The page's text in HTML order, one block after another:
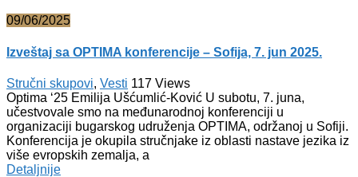
09/06/2025
Izveštaj sa OPTIMA konferencije – Sofija, 7. jun 2025.
Stručni skupovi, Vesti 117 Views
Optima ‘25 Emilija Ušćumlić-Ković U subotu, 7. juna,
učestvovale smo na međunarodnoj konferenciji u
organizaciji bugarskog udruženja OPTIMA, održanoj u Sofiji.
Konferencija je okupila stručnjake iz oblasti nastave jezika iz
više evropskih zemalja, a
Detaljnije